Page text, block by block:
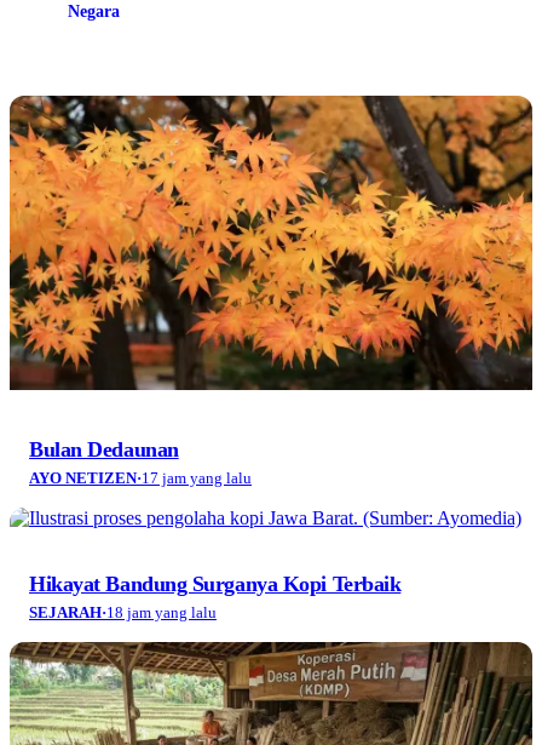
Negara
Bulan Dedaunan
AYO NETIZEN·17 jam yang lalu
Hikayat Bandung Surganya Kopi Terbaik
SEJARAH·18 jam yang lalu